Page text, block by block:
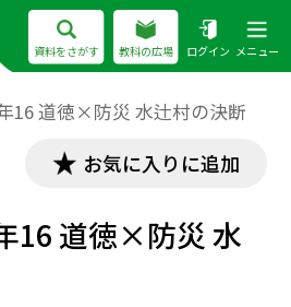
資料をさがす 教科の広場 ログイン メニュー
16 道徳×防災 水辻村の決断
お気に入りに追加
16 道徳×防災 水